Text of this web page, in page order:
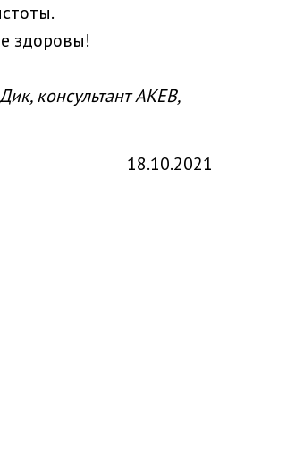
здоровы!
консультант АКЕВ,
18.10.2021